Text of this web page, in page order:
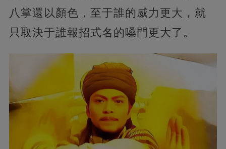
八掌還以顏色，至于誰的威力更大，就
只取決于誰報招式名的嗓門更大了。